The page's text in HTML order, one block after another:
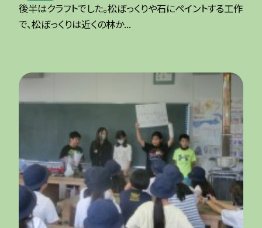
後半はクラフトでした。松ぼっくりや石にペイントする工作
で、松ぼっくりは近くの林か...